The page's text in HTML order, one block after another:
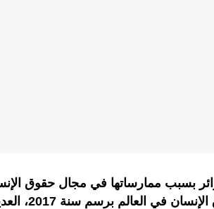
بسبب ممارساتها في مجال حقوق
مسجلة في تقريرها حول وضعية حقوق